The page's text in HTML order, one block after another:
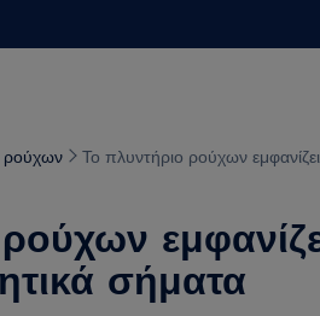
ρούχων Το πλυντήριο ρούχων
σήματα